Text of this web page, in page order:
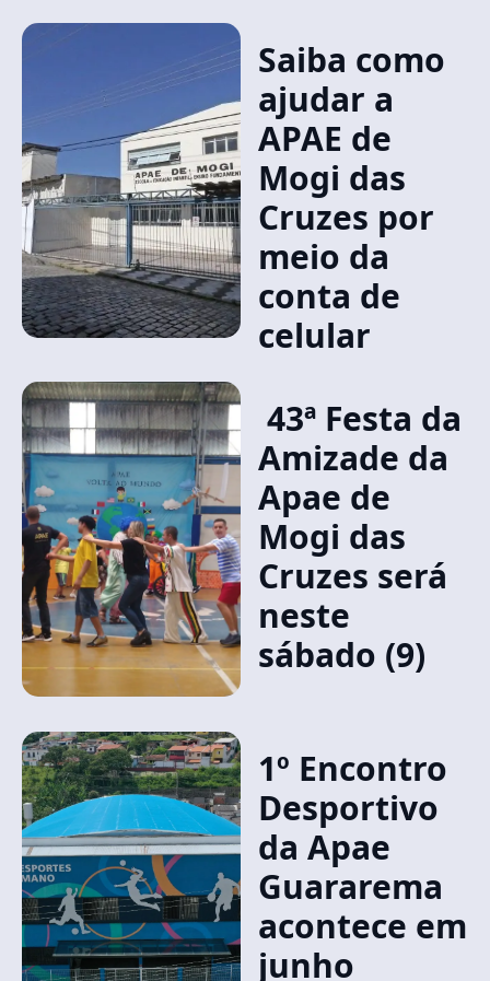
Saiba como
ajudar a
APAE de
Mogi das
Cruzes por
meio da
conta de
celular
43ª Festa da
Amizade da
Apae de
Mogi das
Cruzes será
neste
sábado (9)
1º Encontro
Desportivo
da Apae
Guararema
acontece em
junho